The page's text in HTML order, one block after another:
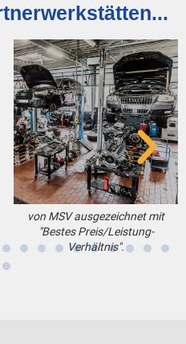
von MSV ausgezeichnet mit
"Bestes Preis/Leistung-
Verhältnis".